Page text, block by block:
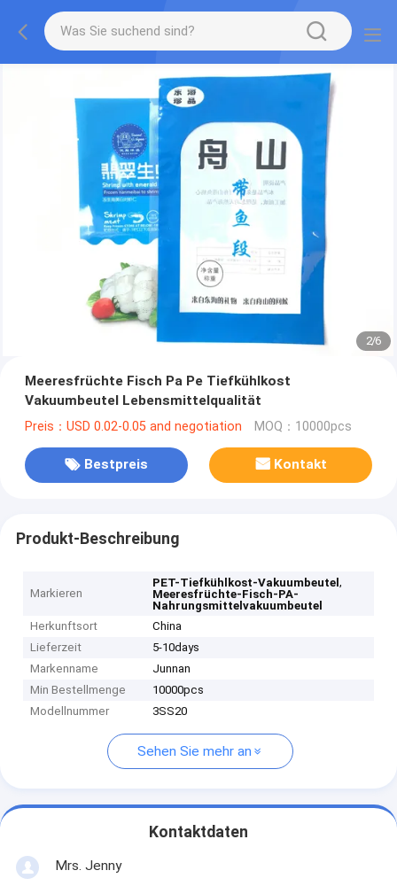
2/6
Meeresfrüchte Fisch Pa Pe Tiefkühlkost
Vakuumbeutel Lebensmittelqualität
Preis：USD 0.02-0.05 and negotiation MOQ：10000pcs
Bestpreis Kontakt
Produkt-Beschreibung
Markieren
PET-Tiefkühlkost-Vakuumbeutel,
Meeresfrüchte-Fisch-PA-
Nahrungsmittelvakuumbeutel
Herkunftsort
China
Lieferzeit
5-10days
Markenname
Junnan
Min Bestellmenge
10000pcs
Modellnummer
3SS20
Sehen Sie mehr an
Kontaktdaten
Mrs. Jenny